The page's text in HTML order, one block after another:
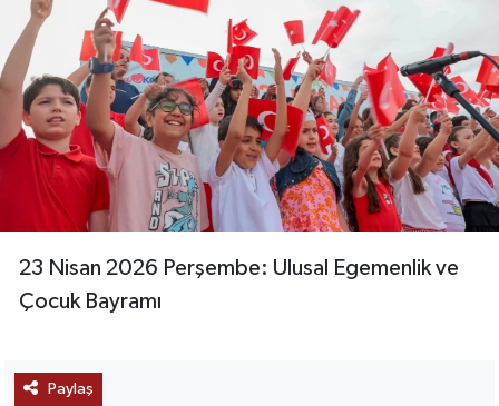
23 Nisan 2026 Perşembe: Ulusal Egemenlik ve
Çocuk Bayramı
Paylaş